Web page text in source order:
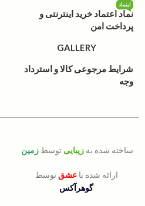
نماد اعتماد خرید اینترنتی و
پرداخت امن
اینماد
GALLERY
شرایط مرجوعی کالا و استرداد
وجه
ساخته شده به زیبایی توسط زمین
ارائه شده باعشق توسط
گوهرآکس